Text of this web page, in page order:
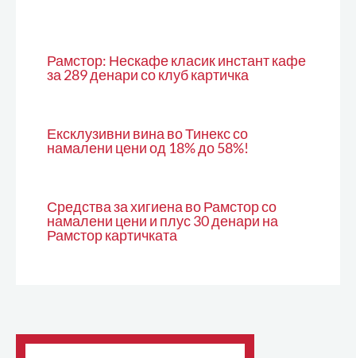
Рамстор: Нескафе класик инстант кафе
за 289 денари со клуб картичка
Ексклузивни вина во Тинекс со
намалени цени од 18% до 58%!
Средства за хигиена во Рамстор со
намалени цени и плус 30 денари на
Рамстор картичката